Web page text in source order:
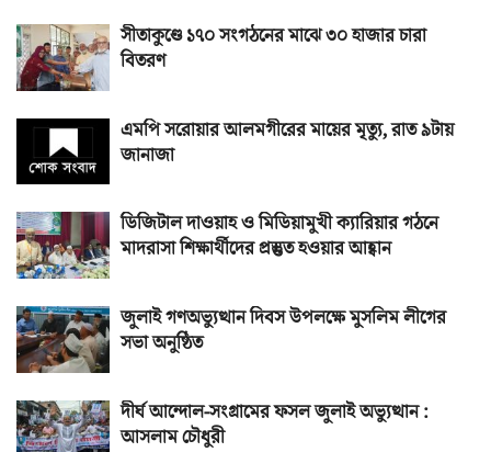
সীতাকুণ্ডে ১৭০ সংগঠনের মাঝে ৩০ হাজার চারা
বিতরণ
এমপি সরোয়ার আলমগীরের মায়ের মৃত্যু, রাত ৯টায়
জানাজা
ডিজিটাল দাওয়াহ ও মিডিয়ামুখী ক্যারিয়ার গঠনে
মাদরাসা শিক্ষার্থীদের প্রস্তুত হওয়ার আহ্বান
জুলাই গণঅভ্যুত্থান দিবস উপলক্ষে মুসলিম লীগের
সভা অনুষ্ঠিত
দীর্ঘ আন্দোল-সংগ্রামের ফসল জুলাই অভ্যুত্থান :
আসলাম চৌধুরী